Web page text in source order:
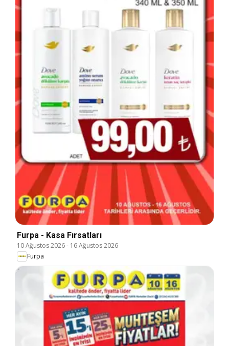
Furpa - Kasa Fırsatları
10 Ağustos 2026- 16 Ağustos 2026
Furpa